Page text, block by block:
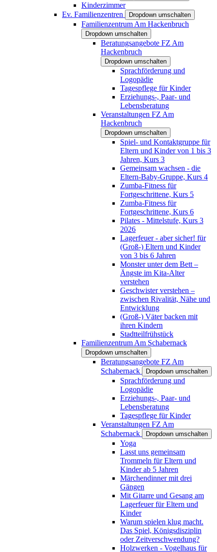
Kinderzimmer
Ev. Familienzentren
Dropdown umschalten
Familienzentrum Am Hackenbruch
Dropdown umschalten
Beratungsangebote FZ Am
Hackenbruch
Dropdown umschalten
Sprachförderung und
Logopädie
Tagespflege für Kinder
Erziehungs-, Paar- und
Lebensberatung
Veranstaltungen FZ Am
Hackenbruch
Dropdown umschalten
Spiel- und Kontaktgruppe für
Eltern und Kinder von 1 bis 3
Jahren, Kurs 3
Gemeinsam wachsen - die
Eltern-Baby-Gruppe, Kurs 4
Zumba-Fitness für
Fortgeschrittene, Kurs 5
Zumba-Fitness für
Fortgeschrittene, Kurs 6
Pilates - Mittelstufe, Kurs 3
2026
Lagerfeuer - aber sicher! für
(Groß-) Eltern und Kinder
von 3 bis 6 Jahren
Monster unter dem Bett –
Ängste im Kita-Alter
verstehen
Geschwister verstehen –
zwischen Rivalität, Nähe und
Entwicklung
(Groß-) Väter backen mit
ihren Kindern
Stadtteilfrühstück
Familienzentrum Am Schabernack
Dropdown umschalten
Beratungsangebote FZ Am
Schabernack
Dropdown umschalten
Sprachförderung und
Logopädie
Erziehungs-, Paar- und
Lebensberatung
Tagespflege für Kinder
Veranstaltungen FZ Am
Schabernack
Dropdown umschalten
Yoga
Lasst uns gemeinsam
Trommeln für Eltern und
Kinder ab 5 Jahren
Märchendinner mit drei
Gängen
Mit Gitarre und Gesang am
Lagerfeuer für Eltern und
Kinder
Warum spielen klug macht.
Das Spiel, Königsdisziplin
oder Zeitverschwendung?
Holzwerken - Vogelhaus für